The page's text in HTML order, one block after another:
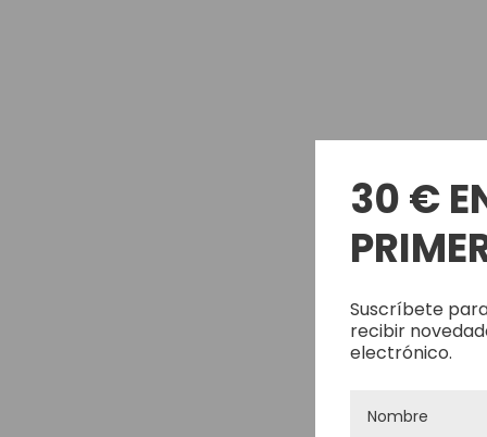
30 €
Suscríbete
recibir
electrónico.